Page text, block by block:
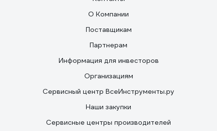
О Компании
Поставщикам
Партнерам
Информация для инвесторов
Организациям
Сервисный центр ВсеИнструменты.ру
Наши закупки
Сервисные центры производителей